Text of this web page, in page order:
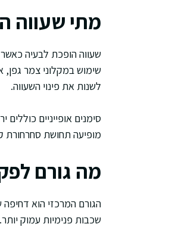
מתי שעווה
שעווה הופכת לבעיה
שימוש במקלוני צמר גפן,
לשנות את פינוי השעווה.
סימנים אופייניים
מופיעה תחושת סחרחורת
מה גורם
הגורם המרכזי הוא
שכבות פנימיות עמוק